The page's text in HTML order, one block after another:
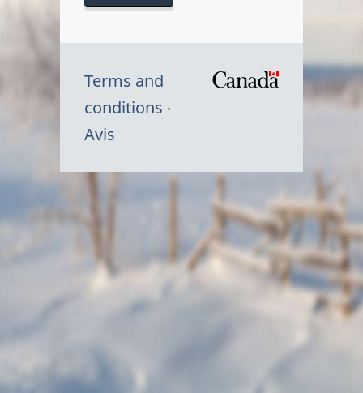
Terms and
conditions
Avis
Symbole
Canada